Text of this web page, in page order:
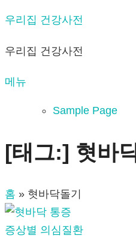
내
으
기
우리집 건강사전
우리집 건강사전
메뉴
Sample Page
[태그:] 혓바
홈 » 혓바닥돌기
증상별 의심질환